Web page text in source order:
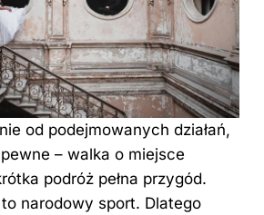
od podejmowanych działań,
– walka o miejsce
podróż pełna przygód.
narodowy sport. Dlatego